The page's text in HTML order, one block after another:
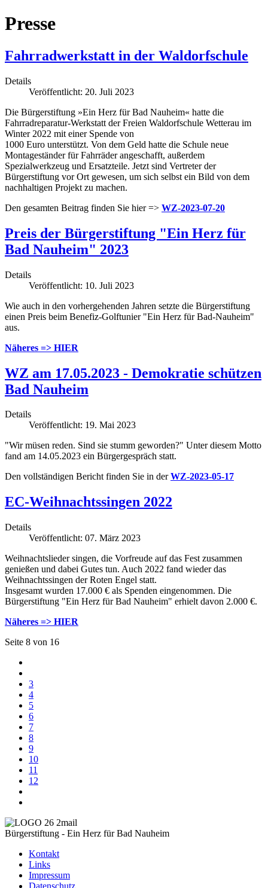
Presse
Fahrradwerkstatt in der Waldorfschule
Details
Veröffentlicht: 20. Juli 2023
Die Bürgerstiftung »Ein Herz für Bad Nauheim« hatte die
Fahrradreparatur-Werkstatt der Freien Waldorfschule Wetterau im
Winter 2022 mit einer Spende von
1000 Euro unterstützt. Von dem Geld hatte die Schule neue
Montageständer für Fahrräder angeschafft, außerdem
Spezialwerkzeug und Ersatzteile. Jetzt sind Vertreter der
Bürgerstiftung vor Ort gewesen, um sich selbst ein Bild von dem
nachhaltigen Projekt zu machen.
Den gesamten Beitrag finden Sie hier => WZ-2023-07-20
Preis der Bürgerstiftung "Ein Herz für
Bad Nauheim" 2023
Details
Veröffentlicht: 10. Juli 2023
Wie auch in den vorhergehenden Jahren setzte die Bürgerstiftung
einen Preis beim Benefiz-Golftunier "Ein Herz für Bad-Nauheim"
aus.
Näheres => HIER
WZ am 17.05.2023 - Demokratie schützen
Bad Nauheim
Details
Veröffentlicht: 19. Mai 2023
"Wir müsen reden. Sind sie stumm geworden?" Unter diesem Motto
fand am 14.05.2023 ein Bürgergespräch statt.
Den vollständigen Bericht finden Sie in derWZ-2023-05-17
EC-Weihnachtssingen 2022
Details
Veröffentlicht: 07. März 2023
Weihnachtslieder singen, die Vorfreude auf das Fest zusammen
genießen und dabei Gutes tun. Auch 2022 fand wieder das
Weihnachtssingen der Roten Engel statt.
Insgesamt wurden 17.000 € als Spenden eingenommen. Die
Bürgerstiftung "Ein Herz für Bad Nauheim" erhielt davon 2.000 €.
Näheres => HIER
Seite 8 von 16
3
4
5
6
7
8
9
10
11
12
Bürgerstiftung - Ein Herz für Bad Nauheim
Kontakt
Links
Impressum